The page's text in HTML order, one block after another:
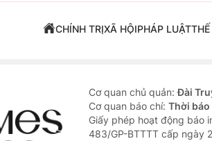
CHÍNH TRỊXÃ HỘIPHÁP LUẬTTHẾ
Cơ quan chủ quản:Đài
Cơ quan báo chí: Thời báo
Giấy phép hoạt động báo
483/GP-BTTTT cấp ngày